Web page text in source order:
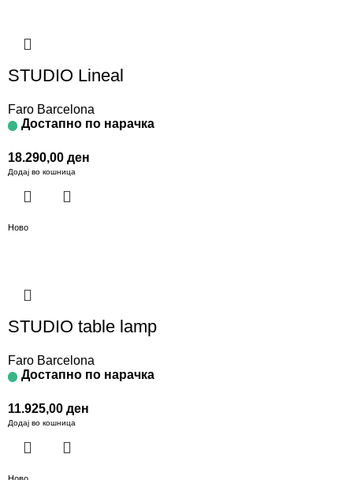
STUDIO Lineal
Faro Barcelona
Достапно по нарачка
18.290,00 ден
Додај во кошница
Ново
STUDIO table lamp
Faro Barcelona
Достапно по нарачка
11.925,00 ден
Додај во кошница